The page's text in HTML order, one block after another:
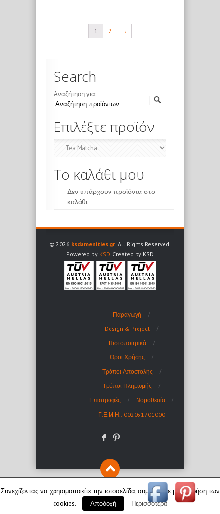
1 2 →
Search
Αναζήτηση για:
Επιλέξτε προϊόν
Το καλάθι μου
Δεν υπάρχουν προϊόντα στο
καλάθι.
© 2026 ksdamenities.gr. All Rights Reserved.
Powered by KSD. Created by KSD
Παραγωγή
Design & Project
Πιστοποιητικά
Όροι Χρήσης
Τρόποι Αποστολής
Τρόποι Πληρωμής
Επιστροφές
Νομοθεσία
Γ.Ε.Μ.Η.: 002051701000
F :
Συνεχίζοντας να χρησιμοποιείτε την ιστοσελίδα, συμφωνείτε με τη χρήση των
cookies.
Αποδοχή Περισσότερα